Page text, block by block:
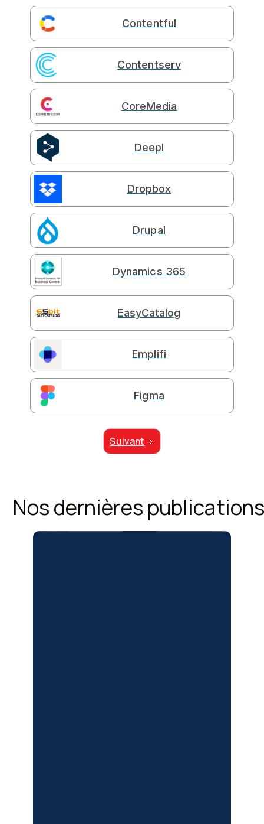
Contentful
Contentserv
CoreMedia
Deepl
Dropbox
Drupal
Dynamics 365
EasyCatalog
Emplifi
Figma
Suivant
Nos dernières